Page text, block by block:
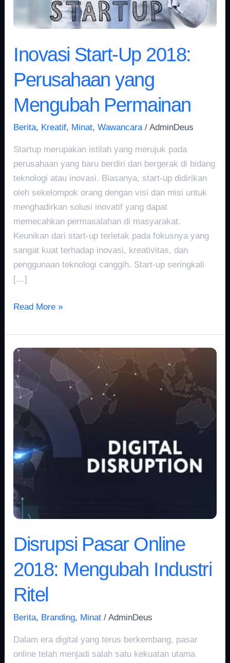
Inovasi Start-Up 2018:
Perusahaan yang
Mengubah Permainan
Berita, Kreatif, Minat,Wawancara/AdminDeus
Startup merupakan istilah yang merujuk pada
perusahaan yang baru berdiri dan bergerak di bidang
teknologi atau inovasi. Biasanya, start-up didirikan
oleh sekelompok orang dengan visi dan misi untuk
menghadirkan solusi inovatif yang dapat
memecahkan permasalahan di masyarakat.
Keunikan dari start-up terletak pada fokusnya yang
sangat kuat terhadap inovasi, kreativitas, dan
penggunaan teknologi canggih. Start-up seringkali
[…]
Mengubah
Permainan
Read More »
Disrupsi Pasar Online
2018: Mengubah Industri
Ritel
Berita, Branding, Minat /AdminDeus
Dalam era digital yang terus berkembang, pasar
online telah menjadi salah satu kekuatan utama
Disrupsi
Online
2018:
Mengubah
Industri
Ritel